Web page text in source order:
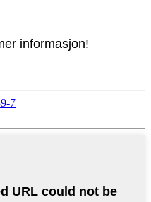
informasjon!
7